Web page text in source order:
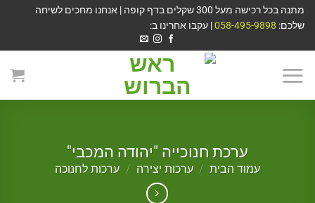
מתנה בכל רכישה מעל 300 שקלים בדף קופה | אנחנו מחכים לשיחה
שלכם: 058-495-9898| עקבו אחרינו ב:
ערכת חנוכייה "יהודה המכבי"
עמוד הבית / ערכות יצירה / ערכות לחנוכה